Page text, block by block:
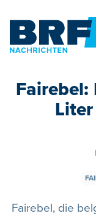
Fairebel:
Fairebel, die